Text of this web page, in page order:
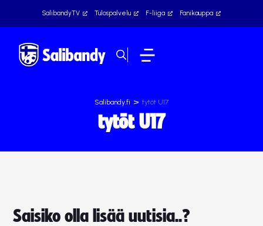
SalibandyTV Tulospalvelu F-liiga Fanikauppa
Salibandy.fi > tytöt U17
tytöt U17
Saisiko olla lisää uutisia..?